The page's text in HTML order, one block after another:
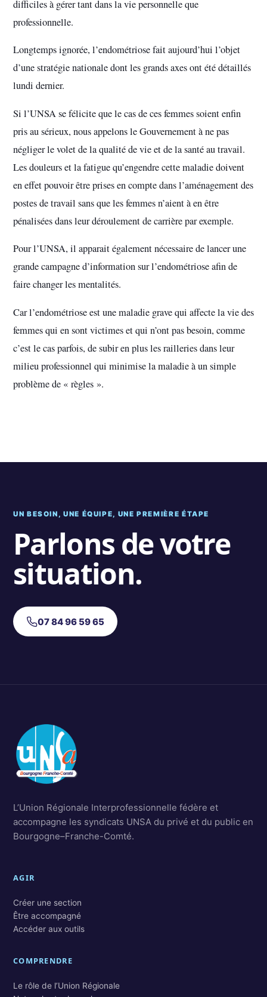
difficiles à gérer tant dans la vie personnelle que
professionnelle.
Longtemps ignorée, l’endométriose fait aujourd’hui l’objet
d’une stratégie nationale dont les grands axes ont été détaillés
lundi dernier.
Si l’UNSA se félicite que le cas de ces femmes soient enfin
pris au sérieux, nous appelons le Gouvernement à ne pas
négliger le volet de la qualité de vie et de la santé au travail.
Les douleurs et la fatigue qu’engendre cette maladie doivent
en effet pouvoir être prises en compte dans l’aménagement des
postes de travail sans que les femmes n’aient à en être
pénalisées dans leur déroulement de carrière par exemple.
Pour l’UNSA, il apparait également nécessaire de lancer une
grande campagne d’information sur l’endométriose afin de
faire changer les mentalités.
Car l’endométriose est une maladie grave qui affecte la vie des
femmes qui en sont victimes et qui n’ont pas besoin, comme
c’est le cas parfois, de subir en plus les railleries dans leur
milieu professionnel qui minimise la maladie à un simple
problème de « règles ».
UN BESOIN, UNE ÉQUIPE, UNE PREMIÈRE ÉTAPE
Parlons de votre
situation.
07 84 96 59 65
L’Union Régionale Interprofessionnelle fédère et
accompagne les syndicats UNSA du privé et du public en
Bourgogne–Franche-Comté.
AGIR
Créer une section
Être accompagné
Accéder aux outils
COMPRENDRE
Le rôle de l’Union Régionale